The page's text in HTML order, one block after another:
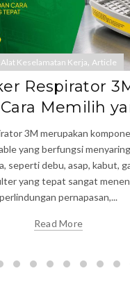
Alat Keselamatan Kerja, Article
Respirator
Memilih
3M merupakan
yang berfungsi
seperti debu, asap, kabut,
yang tepat sangat
perlindungan pernapasan,...
Read More